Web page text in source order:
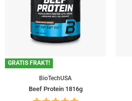
GRATIS FRAKT!
BioTechUSA
Beef Protein 1816g